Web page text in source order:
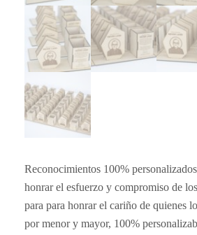
Reconocimientos 100%
honrar el esfuerzo y compromiso de
para para honrar el cariño de quienes
por menor y mayor, 100%